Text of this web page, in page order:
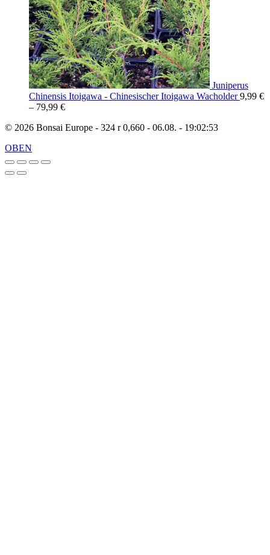
Juniperus
Chinensis Itoigawa - Chinesischer Itoigawa Wacholder 9,99 €
– 79,99 €
© 2026 Bonsai Europe - 324 r 0,660 - 06.08. - 19:02:53
OBEN